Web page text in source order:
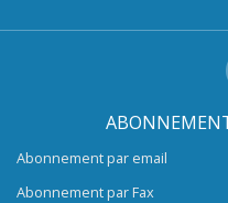
Abonnement par email
Abonnement par Fax